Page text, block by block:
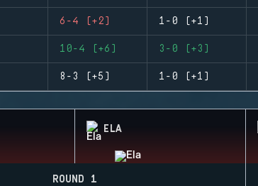
6-4 (+2) 1-0 (+1)
10-4 (+6) 3-0 (+3)
8-3 (+5) 1-0 (+1)
ELA
ROUND 1